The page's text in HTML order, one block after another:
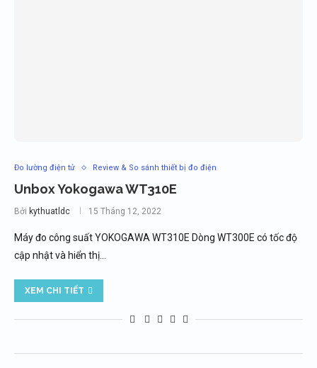
Đo lường điện tử Review & So sánh thiết bị đo điện
Unbox Yokogawa WT310E
Bởi kythuatldc 15 Tháng 12, 2022
Máy đo công suất YOKOGAWA WT310E Dòng WT300E có tốc độ
cập nhật và hiển thị…
XEM CHI TIẾT